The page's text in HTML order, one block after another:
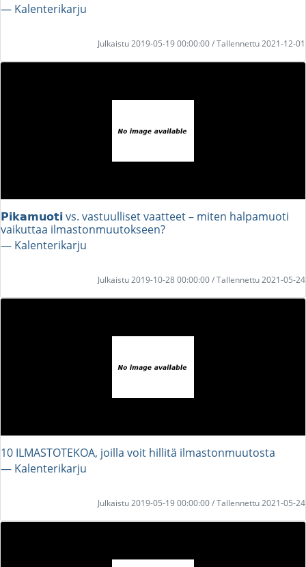
― Kalenterikarju
Julkaistu 2019-05-19 00:00:00 / Tallennettu 2021-12-01
𝗣𝗶𝗸𝗮𝗺𝘂𝗼𝘁𝗶 vs. vastuulliset vaatteet – miten halpamuoti
vaikuttaa ilmastonmuutokseen?
― Kalenterikarju
Julkaistu 2019-10-28 00:00:00 / Tallennettu 2021-05-24
10 ILMASTOTEKOA, joilla voit hillitä ilmastonmuutosta
― Kalenterikarju
Julkaistu 2019-05-19 00:00:00 / Tallennettu 2021-05-24